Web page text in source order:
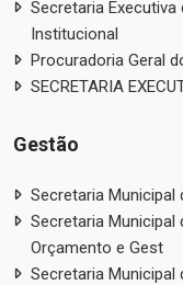
Secretaria
Institucional
Procuradoria Geral
SECRETARIA
Gestão
Secretaria Municipal
Secretaria Municipal
Orçamento e Gest
Secretaria Municipal